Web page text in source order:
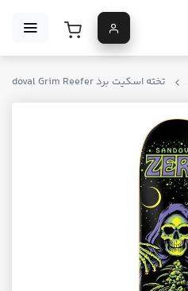
تخته اسکیت برد Zero Sandoval Grim Reefer